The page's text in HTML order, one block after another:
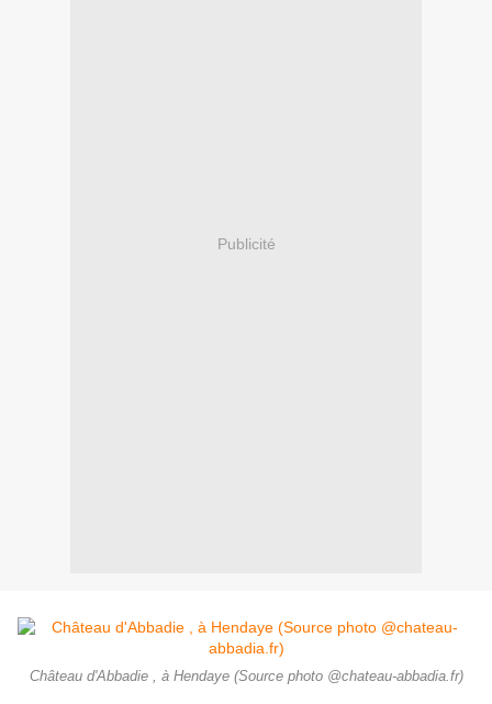
Publicité
Château d'Abbadie , à Hendaye (Source photo @chateau-abbadia.fr)